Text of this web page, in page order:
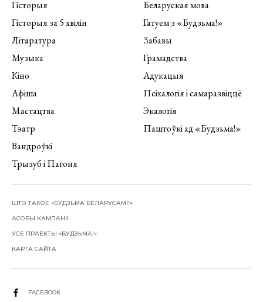
Гісторыя
Гісторыя за 5 хвілін
Літаратура
Музыка
Кіно
Афіша
Мастацтва
Тэатр
Вандроўкі
Трызуб і Пагоня
Беларуская мова
Гатуем з «Будзьма!»
Забавы
Грамадства
Адукацыя
Псіхалогія і самаразвіццё
Экалогія
Паштоўкі ад «Будзьма!»
ШТО ТАКОЕ «БУДЗЬМА БЕЛАРУСАМІ!»
АСОБЫ КАМПАНІІ
УСЕ ПРАЕКТЫ «БУДЗЬМА!»
КАРТА САЙТА
FACEBOOK